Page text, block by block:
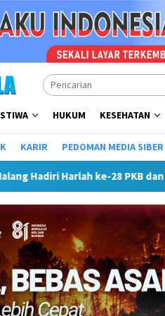
HUKUM KESEHATAN
KARIR PEDOMAN MEDIA SIBER
PKB dan Resmikan Kantor DPC